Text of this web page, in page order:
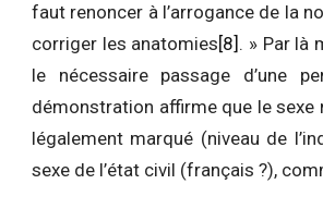
faut renoncer à l’arrogance de la
corriger les anatomies[8] . » Par là
le nécessaire passage d’une
démonstration affirme que le sexe
légalement marqué (niveau de
sexe de l’état civil (français ?),